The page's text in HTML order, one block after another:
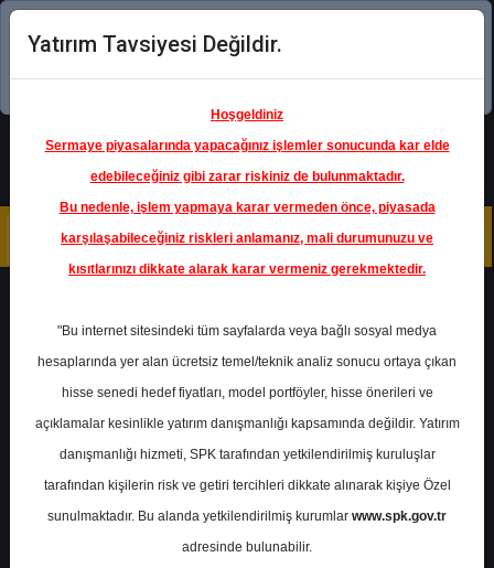
Şimdi uygulamayı indirin!
YKBNK - YAPI VE KREDİ BANKASI
A.Ş.
Hedef Fiyat 42.80 ₺
Getiri
%0.00
Yatırım Tavsiyesi Değildir.
Hoşgeldiniz
Sermaye piyasalarında yapacağınız işlemler sonucunda kar elde
edebileceğiniz gibi zarar riskiniz de bulunmaktadır.
Bu nedenle, işlem yapmaya karar vermeden önce, piyasada
karşılaşabileceğiniz riskleri anlamanız, mali durumunuzu ve
kısıtlarınızı dikkate alarak karar vermeniz gerekmektedir.
"Bu internet sitesindeki tüm sayfalarda veya bağlı sosyal medya
hesaplarında yer alan ücretsiz temel/teknik analiz sonucu ortaya çıkan
hisse senedi hedef fiyatları, model portföyler, hisse önerileri ve
açıklamalar kesinlikle yatırım danışmanlığı kapsamında değildir. Yatırım
danışmanlığı hizmeti, SPK tarafından yetkilendirilmiş kuruluşlar
tarafından kişilerin risk ve getiri tercihleri dikkate alınarak kişiye Özel
sunulmaktadır. Bu alanda yetkilendirilmiş kurumlar www.spk.gov.tr
adresinde bulunabilir.